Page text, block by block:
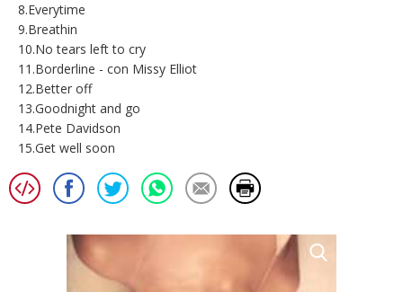
8.Everytime
9.Breathin
10.No tears left to cry
11.Borderline - con Missy Elliot
12.Better off
13.Goodnight and go
14.Pete Davidson
15.Get well soon